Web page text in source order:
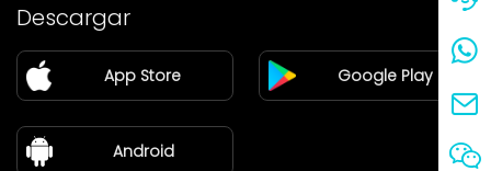
Pareja
Blog
sobre nosotros
Descargar
App Store Google Play
Android